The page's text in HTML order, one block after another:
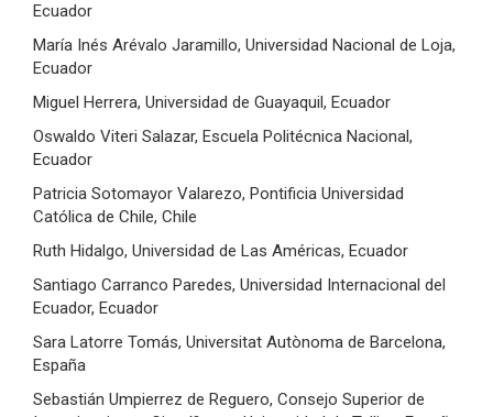
Ecuador
María Inés Arévalo Jaramillo, Universidad Nacional de Loja,
Ecuador
Miguel Herrera, Universidad de Guayaquil, Ecuador
Oswaldo Viteri Salazar, Escuela Politécnica Nacional,
Ecuador
Patricia Sotomayor Valarezo, Pontificia Universidad
Católica de Chile, Chile
Ruth Hidalgo, Universidad de Las Américas, Ecuador
Santiago Carranco Paredes, Universidad Internacional del
Ecuador, Ecuador
Sara Latorre Tomás, Universitat Autònoma de Barcelona,
España
Sebastián Umpierrez de Reguero, Consejo Superior de